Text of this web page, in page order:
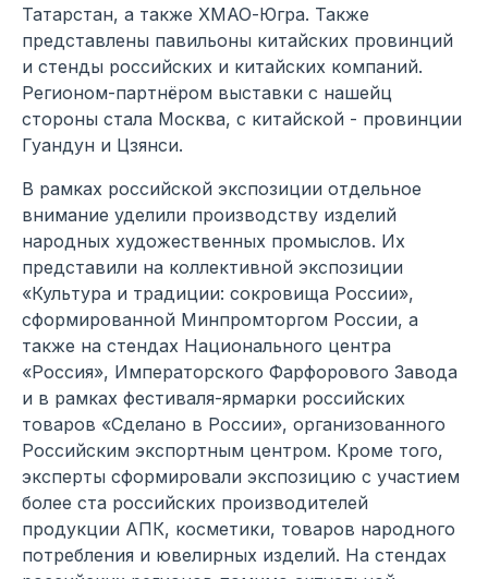
Татарстан, а также ХМАО-Югра. Также
представлены павильоны китайских провинций
и стенды российских и китайских компаний.
Регионом-партнёром выставки с нашейц
стороны стала Москва, с китайской - провинции
Гуандун и Цзянси.
В рамках российской экспозиции отдельное
внимание уделили производству изделий
народных художественных промыслов. Их
представили на коллективной экспозиции
«Культура и традиции: сокровища России»,
сформированной Минпромторгом России, а
также на стендах Национального центра
«Россия», Императорского Фарфорового Завода
и в рамках фестиваля-ярмарки российских
товаров «Сделано в России», организованного
Российским экспортным центром. Кроме того,
эксперты сформировали экспозицию с участием
более ста российских производителей
продукции АПК, косметики, товаров народного
потребления и ювелирных изделий. На стендах